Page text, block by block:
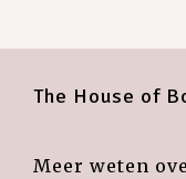
The House of
Meer weten